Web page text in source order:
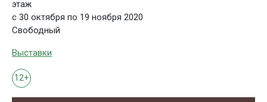
этаж
с 30 октября по 19 ноября 2020
Свободный
Выставки
12+